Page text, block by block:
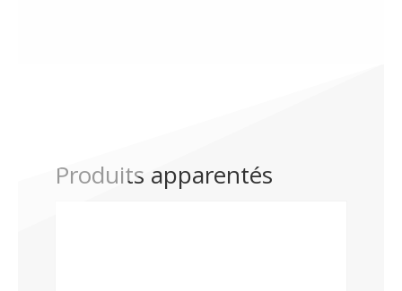
Produits apparentés